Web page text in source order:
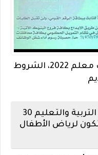
تفاصيل مسابقة تعيين 30 الف معلم 2022، الشروط
اولا شروط التقديم لمسابقة التربية والتعليم 30
ستكون لرياض الأطفال